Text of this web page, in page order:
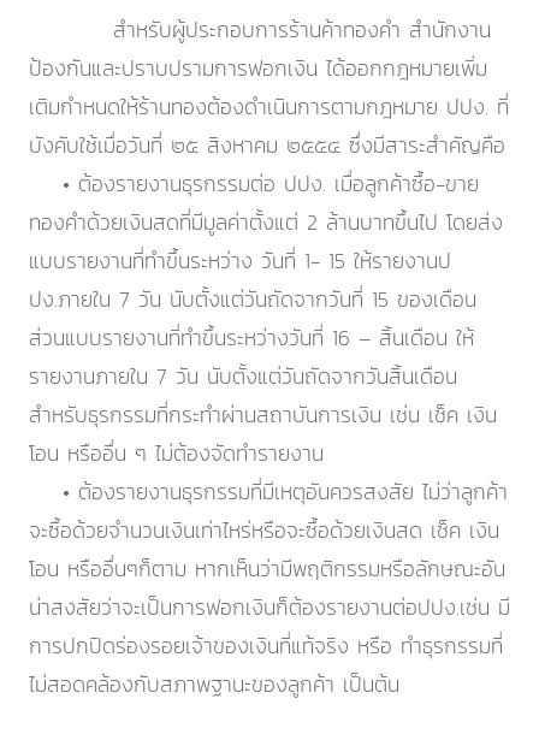
สำหรับผู้ประกอบการร้านค้าทองคำ สำนักงาน
ป้องกันและปราบปรามการฟอกเงิน ได้ออกกฎหมายเพิ่ม
เติมกำหนดให้ร้านทองต้องดำเนินการตามกฎหมาย ปปง. ที่
บังคับใช้เมื่อวันที่ ๒๕ สิงหาคม ๒๕๕๔ ซึ่งมีสาระสำคัญคือ
• ต้องรายงานธุรกรรมต่อ ปปง. เมื่อลูกค้าซื้อ-ขาย
ทองคำด้วยเงินสดที่มีมูลค่าตั้งแต่ 2 ล้านบาทขึ้นไป โดยส่ง
แบบรายงานที่ทำขึ้นระหว่าง วันที่ 1- 15 ให้รายงานป
ปง.ภายใน 7 วัน นับตั้งแต่วันถัดจากวันที่ 15 ของเดือน
ส่วนแบบรายงานที่ทำขึ้นระหว่างวันที่ 16 – สิ้นเดือน ให้
รายงานภายใน 7 วัน นับตั้งแต่วันถัดจากวันสิ้นเดือน
สำหรับธุรกรรมที่กระทำผ่านสถาบันการเงิน เช่น เช็ค เงิน
โอน หรืออื่น ๆ ไม่ต้องจัดทำรายงาน
• ต้องรายงานธุรกรรมที่มีเหตุอันควรสงสัย ไม่ว่าลูกค้า
จะซื้อด้วยจำนวนเงินเท่าไหร่หรือจะซื้อด้วยเงินสด เช็ค เงิน
โอน หรืออื่นๆก็ตาม หากเห็นว่ามีพฤติกรรมหรือลักษณะอัน
น่าสงสัยว่าจะเป็นการฟอกเงินก็ต้องรายงานต่อปปง.เช่น มี
การปกปิดร่องรอยเจ้าของเงินที่แท้จริง หรือ ทำธุรกรรมที่
ไม่สอดคล้องกับสภาพฐานะของลูกค้า เป็นต้น